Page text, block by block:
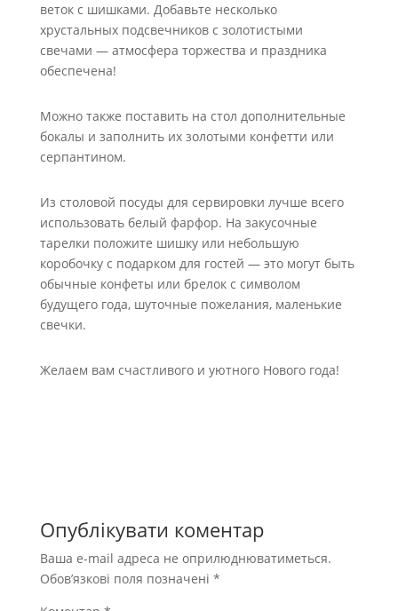
веток с шишками. Добавьте несколько
хрустальных подсвечников с золотистыми
свечами — атмосфера торжества и праздника
обеспечена!
Можно также поставить на стол дополнительные
бокалы и заполнить их золотыми конфетти или
серпантином.
Из столовой посуды для сервировки лучше всего
использовать белый фарфор. На закусочные
тарелки положите шишку или небольшую
коробочку с подарком для гостей — это могут быть
обычные конфеты или брелок с символом
будущего года, шуточные пожелания, маленькие
свечки.
Желаем вам счастливого и уютного Нового года!
Опублікувати коментар
Ваша e-mail адреса не оприлюднюватиметься.
Обов’язкові поля позначені *